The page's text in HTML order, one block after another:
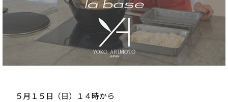
５月１５日（日）１４時から